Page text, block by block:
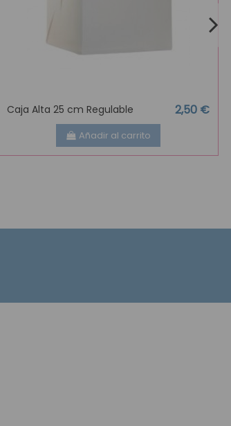
Caja Alta 25 cm Regulable 2,50 €
Añadir al carrito